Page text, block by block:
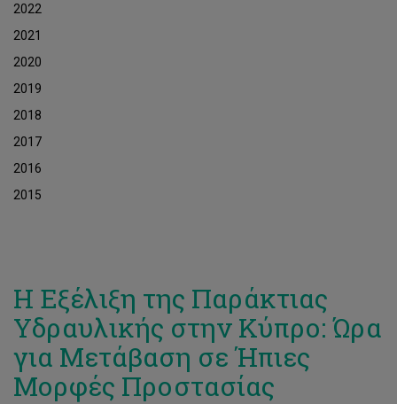
2022
2021
2020
2019
2018
2017
2016
2015
Η Εξέλιξη της Παράκτιας
Υδραυλικής στην Κύπρο: Ώρα
για Μετάβαση σε Ήπιες
Μορφές Προστασίας